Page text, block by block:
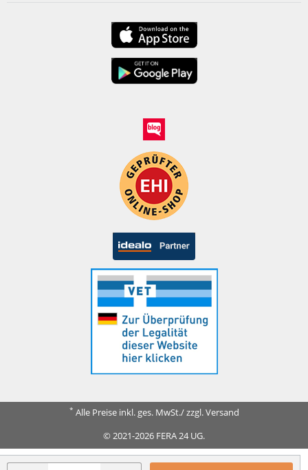
* Alle Preise inkl. ges. MwSt./ zzgl. Versand
© 2021-2026 FERA 24 UG.
FERA INTERNATIONAL: